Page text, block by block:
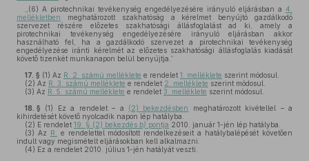
„(6) A pirotechnikai tevékenység engedélyezésére irányuló eljárásban a 4.
mellékletben meghatározott szakhatóság a kérelmet benyújtó gazdálkodó
szervezet részére előzetes szakhatósági állásfoglalást ad ki, amely a
pirotechnikai tevékenység engedélyezésére irányuló eljárásban akkor
használható fel, ha a gazdálkodó szervezet a pirotechnikai tevékenység
engedélyezése iránti kérelmét az előzetes szakhatósági állásfoglalás kiadását
követő tizenkét munkanapon belül benyújtja.”
17. § (1) Az R. 2. számú melléklete e rendelet 1. melléklete szerint módosul.
(2) Az R. 3. számú melléklete e rendelet 2. melléklete szerint módosul.
(3) Az R. 5. számú melléklete e rendelet 3. melléklete szerint módosul.
18. § (1) Ez a rendelet – a (2) bekezdésben
meghatározott kivétellel – a
kihirdetését követő nyolcadik napon lép hatályba.
(2) E rendelet 19. § (2) bekezdés b) pontja 2010. január 1-jén lép hatályba.
(3) Az R.
e rendelettel módosított rendelkezéseit a hatálybalépését követően
indult vagy megismételt eljárásokban kell alkalmazni.
(4) Ez a rendelet 2010. július 1-jén hatályát veszti.